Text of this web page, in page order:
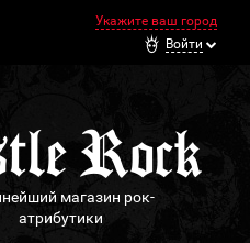
Укажите ваш город
Войти
магазин рок-
атрибутики